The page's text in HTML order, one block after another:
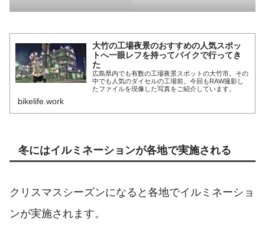
大竹の工場夜景のおすすめの人気スポッ
トへ一眼レフを持ってバイクで行ってき
た
広島県内でも有数の工場夜景スポットの大竹市。その
中でも人気のダイセルの工場前。今回もRAW撮影し
たファイルを現像した写真をご紹介しています。
bikelife.work
冬にはイルミネーションが各地で実施される
クリスマスシーズンになると各地でイルミネーショ
ンが実施されます。